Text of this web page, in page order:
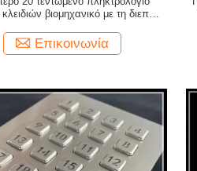
βιομηχανικό με τη διεπαφή
Επικοινωνία